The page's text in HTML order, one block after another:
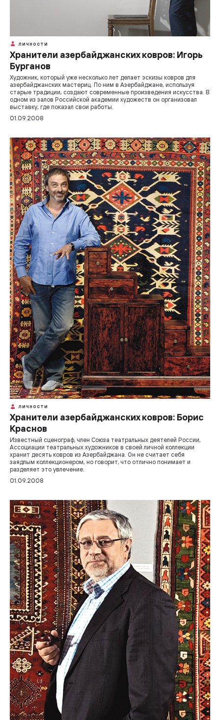
ЛИЧНОСТИ
Хранители азербайджанских ковров: Игорь
Бурганов
Художник, который уже несколько лет делает эскизы ковров для
азербайджанских мастериц. По ним в Азербайджане, используя
старые традиции, создают современные произведения искусства. В
одном из залов Российской академии художеств он организовал
выставку, где показал свои работы.
01.09.2008
ЛИЧНОСТИ
Хранители азербайджанских ковров: Борис
Краснов
Известный сценограф, член Союза театральных деятелей России,
Ассоциации театральных художников в своей личной коллекции
хранит десять ковров из Азербайджана. Он не считает себя
заядлым коллекционером, но говорит, что отлично понимает и
разделяет это увлечение.
01.09.2008